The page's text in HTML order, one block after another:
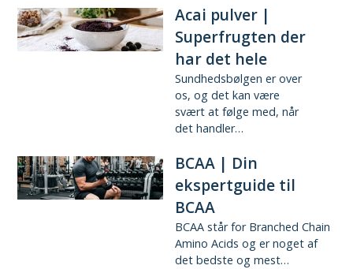
Acai pulver |
Superfrugten der
har det hele
Sundhedsbølgen er over
os, og det kan være
svært at følge med, når
det handler…
BCAA | Din
ekspertguide til
BCAA
BCAA står for Branched Chain
Amino Acids og er noget af
det bedste og mest…